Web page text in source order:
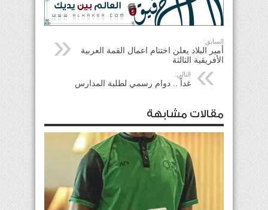
السابق:
أمير البلاد يعلن اختتام اعمال القمة العربية
الأفريقية الثالثة
التالي:
غداً .. دوام رسمي لطلبة المدارس
مقالات مشابهة